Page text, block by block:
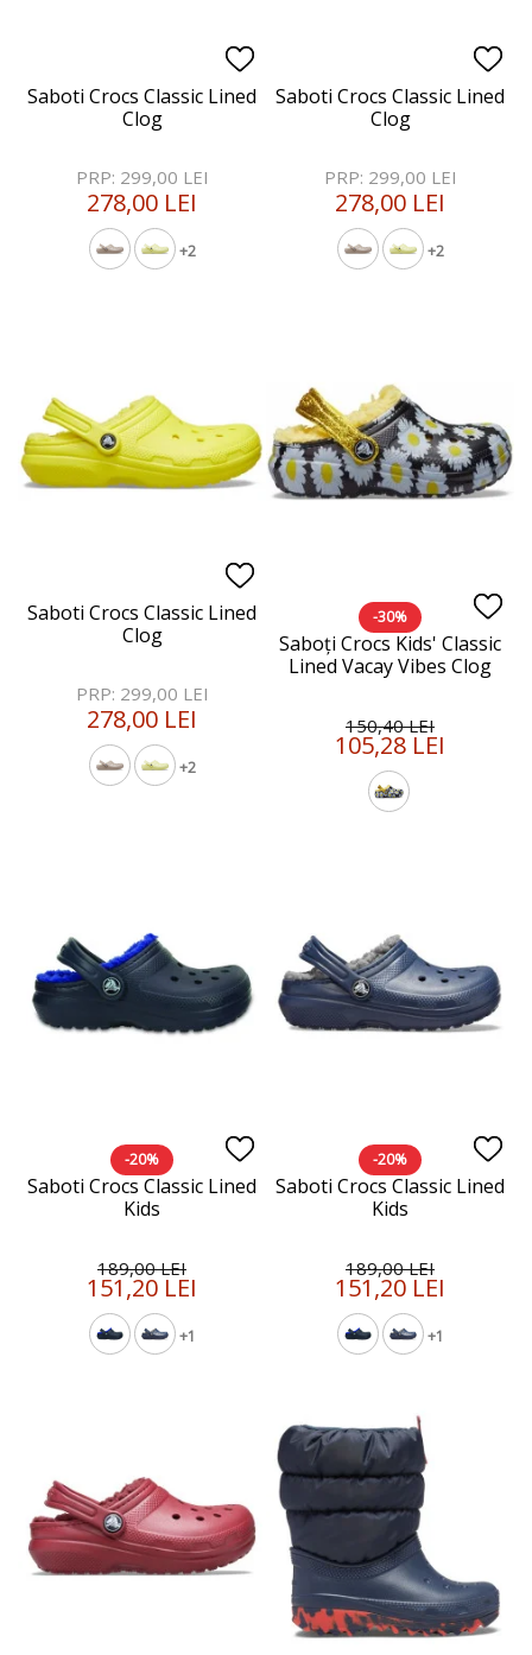
Saboti Crocs Classic Lined
Clog
+2
PRP: 299,00 LEI
278,00 LEI
Saboti Crocs Classic Lined
Clog
+2
PRP: 299,00 LEI
278,00 LEI
Saboti Crocs Classic Lined
Clog
+2
PRP: 299,00 LEI
278,00 LEI
-30%
Saboți Crocs Kids' Classic
Lined Vacay Vibes Clog
150,40 LEI
105,28 LEI
-20%
Saboti Crocs Classic Lined
Kids
+1
189,00 LEI
151,20 LEI
-20%
Saboti Crocs Classic Lined
Kids
+1
189,00 LEI
151,20 LEI